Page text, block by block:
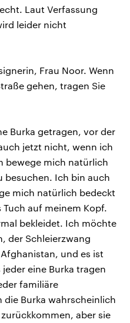
Laut Verfassung
leider nicht
Frau Noor. Wenn
gehen, tragen Sie
Burka getragen, vor der
jetzt nicht, wenn ich
bewege mich natürlich
besuchen. Ich bin auch
mich natürlich bedeckt
auf meinem Kopf.
bekleidet. Ich möchte
der Schleierzwang
und es ist
eine Burka tragen
familiäre
Burka wahrscheinlich
aber sie